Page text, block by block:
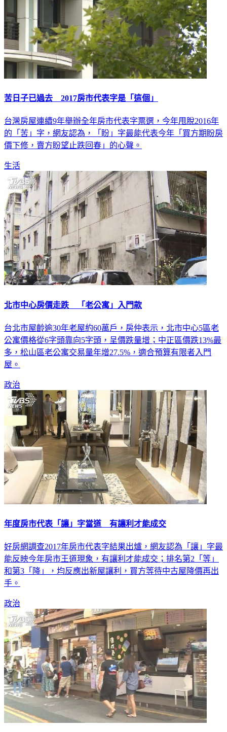
苦日子已過去 2017房市代表字是「這個」
台灣房屋連續9年舉辦全年房市代表字票選，今年甩脫2016年
的「苦」字，網友認為，「盼」字最能代表今年「買方期盼房
價下修，賣方盼望止跌回春」的心聲。
生活
北市中心房價走跌 「老公寓」入門款
台北市屋齡逾30年老屋約60萬戶，房仲表示，北市中心5區老
公寓價格從6字頭靠向5字頭，呈價跌量增；中正區價跌13%最
多，松山區老公寓交易量年增27.5%，適合預算有限者入門
屋。
政治
年度房市代表「讓」字當道 有讓利才能成交
好房網調查2017年房市代表字結果出爐，網友認為「讓」字最
能反映今年房市王道現象，有讓利才能成交；排名第2「等」
和第3「降」，均反應出新屋讓利，買方等待中古屋降價再出
手。
政治